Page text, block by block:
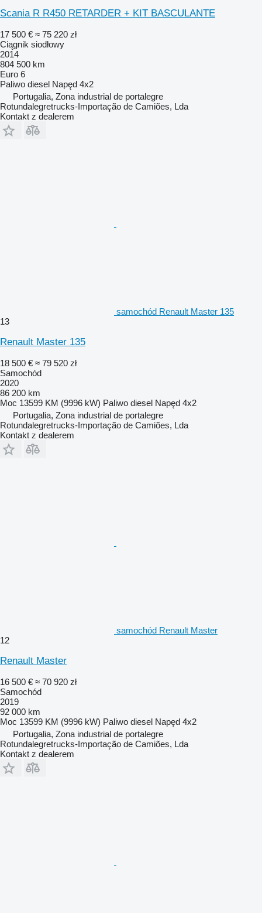
Scania R R450 RETARDER + KIT BASCULANTE
17 500 € ≈ 75 220 zł
Ciągnik siodłowy
2014
804 500 km
Euro 6
Paliwo diesel Napęd 4x2
Portugalia, Zona industrial de portalegre
Rotundalegretrucks-Importação de Camiões, Lda
Kontakt z dealerem
samochód Renault Master 135
13
Renault Master 135
18 500 € ≈ 79 520 zł
Samochód
2020
86 200 km
Moc 13599 KM (9996 kW) Paliwo diesel Napęd 4x2
Portugalia, Zona industrial de portalegre
Rotundalegretrucks-Importação de Camiões, Lda
Kontakt z dealerem
samochód Renault Master
12
Renault Master
16 500 € ≈ 70 920 zł
Samochód
2019
92 000 km
Moc 13599 KM (9996 kW) Paliwo diesel Napęd 4x2
Portugalia, Zona industrial de portalegre
Rotundalegretrucks-Importação de Camiões, Lda
Kontakt z dealerem